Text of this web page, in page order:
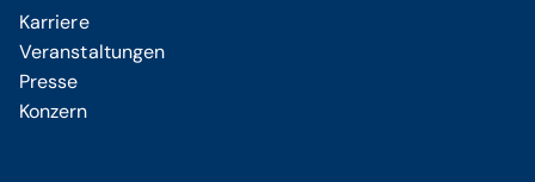
Karriere
Veranstaltungen
Presse
Konzern